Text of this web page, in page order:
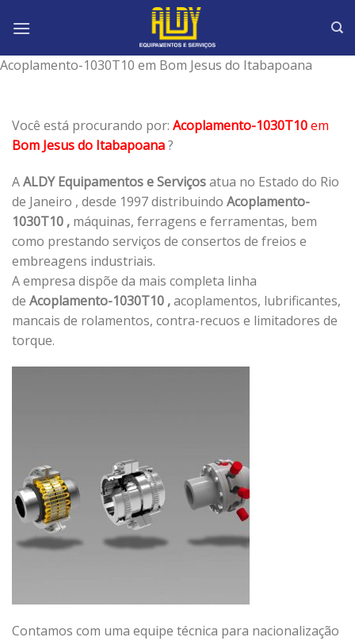
Acoplamento-1030T10 em Bom Jesus do Itabapoana
Você está procurando por: Acoplamento-1030T10em
Bom Jesus do Itabapoana?
AALDY Equipamentos e Serviçosatua no Estado do Rio
de Janeiro , desde 1997 distribuindo Acoplamento-
1030T10 , máquinas, ferragens e ferramentas, bem
como prestando serviços de consertos de freios e
embreagens industriais.
A empresa dispõe da mais completa linha
de Acoplamento-1030T10 ,acoplamentos, lubrificantes,
mancais de rolamentos, contra-recuos e limitadores de
torque.
Contamos com uma equipe técnica para nacionalização